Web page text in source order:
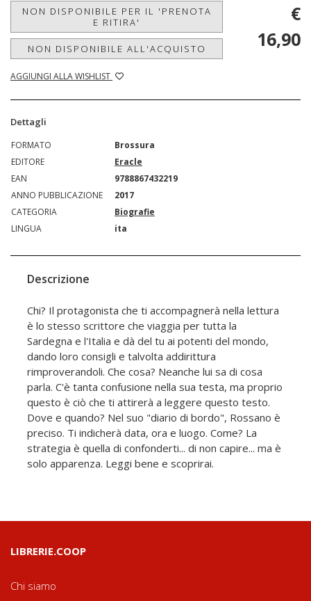
NON DISPONIBILE PER IL 'PRENOTA
E RITIRA'
NON DISPONIBILE ALL'ACQUISTO
AGGIUNGI ALLA WISHLIST
€
16,90
Dettagli
FORMATO
Brossura
EDITORE
Eracle
EAN
9788867432219
ANNO PUBBLICAZIONE
2017
CATEGORIA
Biografie
LINGUA
ita
Descrizione
Chi? Il protagonista che ti accompagnerà nella lettura
è lo stesso scrittore che viaggia per tutta la
Sardegna e l'Italia e dà del tu ai potenti del mondo,
dando loro consigli e talvolta addirittura
rimproverandoli. Che cosa? Neanche lui sa di cosa
parla. C'è tanta confusione nella sua testa, ma proprio
questo è ciò che ti attirerà a leggere questo testo.
Dove e quando? Nel suo "diario di bordo", Rossano è
preciso. Ti indicherà data, ora e luogo. Come? La
strategia è quella di confonderti... di non capire... ma è
solo apparenza. Leggi bene e scoprirai.
LIBRERIE.COOP
Chi siamo